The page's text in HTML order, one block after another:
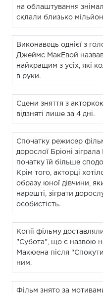
на облаштування
склали близько
Виконавець однієї з
Джеймс МакЕвой
найкращим з усіх, які
в руки.
Сцени зняття з
відзняті лише за 4 дні.
Спочатку режисер
дорослої Бріоні
початку їй більше
Крім того, акторці
образу юної дівчини,
нарешті, зіграти
особистість.
Копії фільму
"Субота", що є назвою
Макюена після
ним.
Фільм знято за